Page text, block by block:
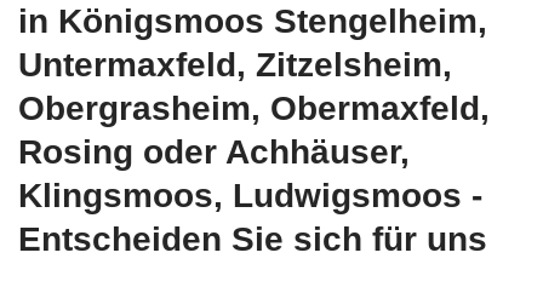
in Königsmoos Stengelheim,
Untermaxfeld, Zitzelsheim,
Obergrasheim, Obermaxfeld,
Rosing oder Achhäuser,
Klingsmoos, Ludwigsmoos -
Entscheiden Sie sich für uns